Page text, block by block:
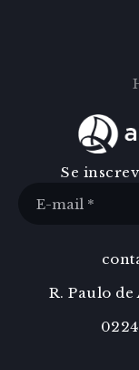
Se
R. Paulo